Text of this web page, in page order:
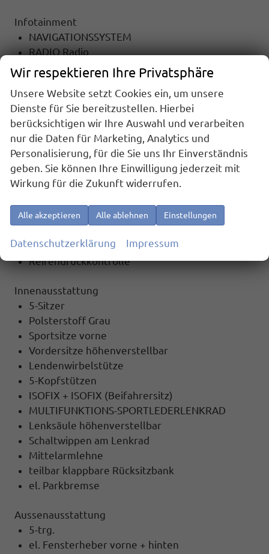
Infotainment
NAVIGATIONSSYSTEM
RADIO Radio
TOUCHSCREEN
Radiobedienung am Lenkrad
DAB
Apple Car Play
Android Auto
Freisprecheinrichtung
Bluetooth
Sicherheit
Notrufsystem
el. Wegfahrsperre
Reifendruckkontrolle
Innenausstattung
5-Sitzer
Polsterstoff Grau
Sportsitze vorne
Vordersitze höhenverstellbar
Lendenwirbelstütze
5-Kopfstützen
ISOFIX + ISOFIX (Beifahrersitz)
MULTIFUNKTIONS-SPORTLEDERLENKRAD
Lenksäule höhenverstellbar
Schaltwippen am Lenkrad
Mittelarmlehne
teilbar klappbare Rücksitzbank
el. Parkbremse
Aussenausstattung
5-trg.
el. Fensterheber vorne + hinten
Wir respektieren Ihre Privatsphäre
Unsere Website setzt Cookies ein, um unsere
Dienste für Sie bereitzustellen. Hierbei
berücksichtigen wir Ihre Auswahl und verarbeiten
nur die Daten für Marketing, Analytics und
Personalisierung, für die Sie uns Ihr Einverständnis
geben. Sie können Ihre Einwilligung jederzeit mit
Wirkung für die Zukunft widerrufen.
Alle akzeptieren Alle ablehnen Einstellungen
Datenschutzerklärung Impressum